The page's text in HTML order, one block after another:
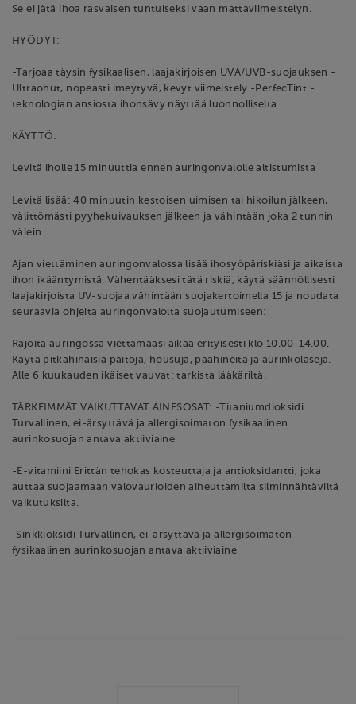
Se ei jätä ihoa rasvaisen tuntuiseksi vaan mattaviimeistelyn.
HYÖDYT:
-Tarjoaa täysin fysikaalisen, laajakirjoisen UVA/UVB-suojauksen -
Ultraohut, nopeasti imeytyvä, kevyt viimeistely -PerfecTint -
teknologian ansiosta ihonsävy näyttää luonnolliselta
KÄYTTÖ:
Levitä iholle 15 minuuttia ennen auringonvalolle altistumista
Levitä lisää: 40 minuutin kestoisen uimisen tai hikoilun jälkeen,
välittömästi pyyhekuivauksen jälkeen ja vähintään joka 2 tunnin
välein.
Ajan viettäminen auringonvalossa lisää ihosyöpäriskiäsi ja aikaista
ihon ikääntymistä. Vähentääksesi tätä riskiä, käytä säännöllisesti
laajakirjoista UV-suojaa vähintään suojakertoimella 15 ja noudata
seuraavia ohjeita auringonvalolta suojautumiseen:
Rajoita auringossa viettämääsi aikaa erityisesti klo 10.00-14.00.
Käytä pitkähihaisia paitoja, housuja, päähineitä ja aurinkolaseja.
Alle 6 kuukauden ikäiset vauvat: tarkista lääkäriltä.
TÄRKEIMMÄT VAIKUTTAVAT AINESOSAT: -Titaniumdioksidi
Turvallinen, ei-ärsyttävä ja allergisoimaton fysikaalinen
aurinkosuojan antava aktiiviaine
-E-vitamiini Erittän tehokas kosteuttaja ja antioksidantti, joka
auttaa suojaamaan valovaurioiden aiheuttamilta silminnähtäviltä
vaikutuksilta.
-Sinkkioksidi Turvallinen, ei-ärsyttävä ja allergisoimaton
fysikaalinen aurinkosuojan antava aktiiviaine